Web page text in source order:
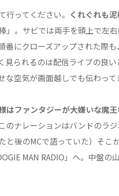
行ってください。 くれぐれも
」。サビでは両手を頭上で左
番にクローズアップされた際
られるのは配信ライブの良
空気が画面越しでも伝わって
はファンタジーが大嫌いな魔王
のナレーションはバンドのラ
と後のMCで語っていた）そこ
MAN RADIO」へ。中盤の